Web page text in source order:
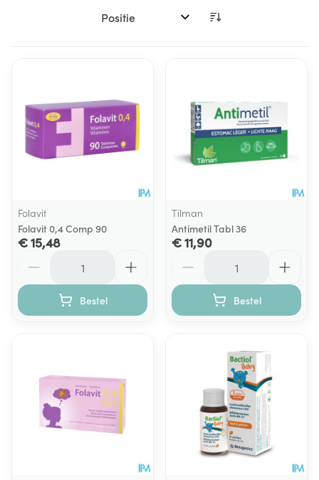
Sorteer op:
Folavit
Folavit 0,4 Comp 90
€ 15,48
Bestel
Tilman
Antimetil Tabl 36
€ 11,90
Bestel